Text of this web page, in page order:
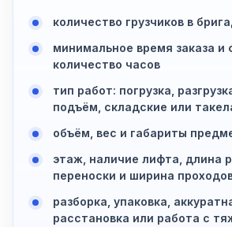
количество грузчиков в
минимальное время заказа и
количество часов
тип работ: погрузка,
подъём, складские или
объём, вес и габариты
этаж, наличие лифта, длина
переноски и ширина
разборка, упаковка,
расстановка или работа с